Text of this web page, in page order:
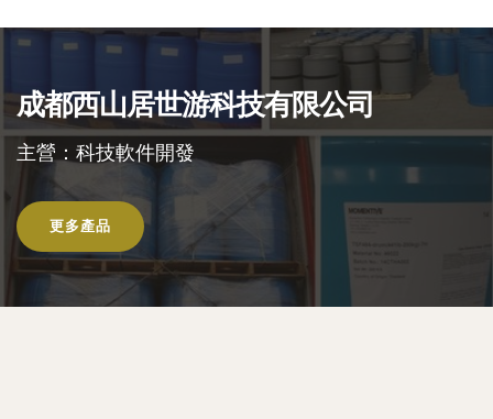
成都西山居世游科技有限公司
主營：科技軟件開發
更多產品